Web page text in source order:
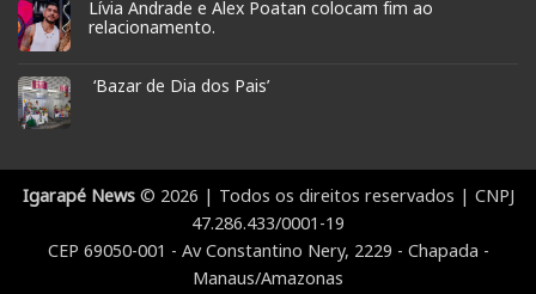
Lívia Andrade e Alex Poatan colocam fim ao
relacionamento.
‘Bazar de Dia dos Pais’
Igarapé News© 2026 | Todos os direitos reservados | CNPJ
47.286.433/0001-19
CEP 69050-001 - Av Constantino Nery, 2229 - Chapada -
Manaus/Amazonas